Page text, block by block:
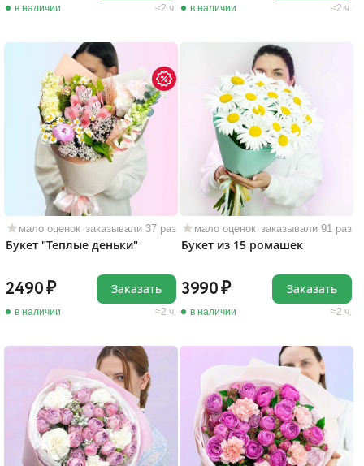
в наличии 2 ч. в наличии 2 ч.
мало оценок заказывали 37 раз
Букет "Теплые деньки"
2490
в наличии 2 ч.
Заказать
мало оценок заказывали 91 раз
Букет из 15 ромашек
3990
в наличии 2 ч.
Заказать